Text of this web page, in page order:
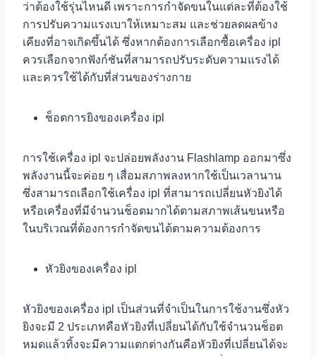
ว่าต้องใช้รุ่นไหนดี เพราะการกำจัดขนในแต่ละที่ต้องใช้
การปรับความแรงเบาให้เหมาะสม และช่วยลดผลข้าง
เคียงที่อาจเกิดขึ้นได้ ซึ่งหากต้องการเลือกซื้อเครื่อง ipl
ควรเลือกจากฟังก์ชันที่สามารถปรับระดับความแรงได้
และควรใช้ได้กับที่ส่วนของร่างกาย
ช็อตการยิงของเครื่อง ipl
การใช้เครื่อง ipl จะปล่อยพลังงาน Flashlamp ออกมาซึ่ง
พลังงานนี้จะค่อย ๆ เสื่อมสภาพลงหากใช้เป็นเวลานาน
ซึ่งสามารถเลือกใช้เครื่อง ipl ที่สามารถเปลี่ยนหัวยิงได้
หรือเครื่องที่มีจำนวนช็อตมากได้ตามสภาพเส้นขนหรือ
ในบริเวณที่ต้องการกำจัดขนได้ตามความต้องการ
หัวยิงของเครื่อง ipl
หัวยิงของเครื่อง ipl เป็นส่วนที่จำเป็นในการใช้งานซึ่งหัว
ยิงจะมี 2 ประเภทคือหัวยิงที่เปลี่ยนได้กับใช้จำนวนช็อต
หมดแล้วทิ้งจะมีความแตกต่างกันคือหัวยิงที่เปลี่ยนได้จะ